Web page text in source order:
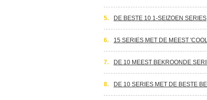
5. DE BESTE 10 1-SEIZOEN SERIES
6. 15 SERIES MET DE MEEST
7. DE 10 MEEST BEKROONDE
8. DE 10 SERIES MET DE BESTE